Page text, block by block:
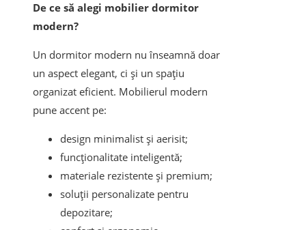
De ce să alegi mobilier dormitor
modern?
Un dormitor modern nu înseamnă doar
un aspect elegant, ci și un spațiu
organizat eficient. Mobilierul modern
pune accent pe:
design minimalist și aerisit;
funcționalitate inteligentă;
materiale rezistente și premium;
soluții personalizate pentru
depozitare;